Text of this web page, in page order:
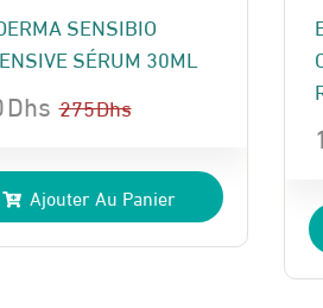
SENSIBIO
SÉRUM 30ML
275Dhs
:
Dhs
Ajouter Au Panier